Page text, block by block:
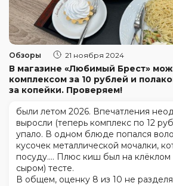
Обзоры 21 ноября 2024
В магазине «Любимый Брест»
комплексом за 10 рублей и
за копейки. Проверяем!
были летом 2026. Впечатления
выросли (теперь комплекс по 12
упало. В одном блюде попался
кусочек металлической мочалки,
посуду.... Плюс киш был на клёклом
сыром) тесте.
В общем, оценку 8 из 10 не